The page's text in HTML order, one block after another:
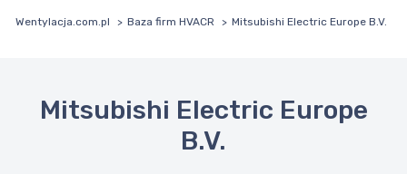
Wentylacja.com.pl Baza firm HVACR Mitsubishi Electric Europe B.V.
Mitsubishi Electric Europe
B.V.